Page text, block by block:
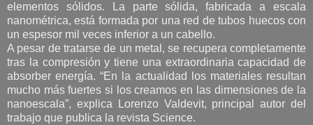
elementos sólidos. La parte sólida, fabricada a escala
nanométrica, está formada por una red de tubos huecos con
un espesor mil veces inferior a un cabello.
A pesar de tratarse de un metal, se recupera completamente
tras la compresión y tiene una extraordinaria capacidad de
absorber energía. “En la actualidad los materiales resultan
mucho más fuertes si los creamos en las dimensiones de la
nanoescala”, explica Lorenzo Valdevit, principal autor del
trabajo que publica la revista Science.